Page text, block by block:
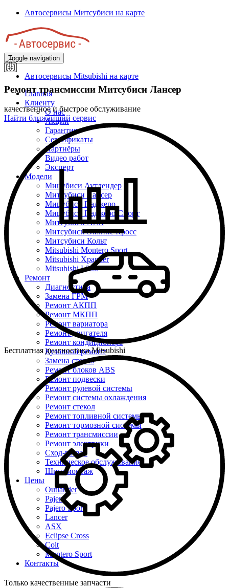
Перейти
основному
содержанию
Автосервисы Митсубиси на карте
Toggle navigation
Автосервисы Mitsubishi на карте
Главная
Клиенту
О нас
Акции
Гарантия
Сертификаты
Партнёры
Видео работ
Эксперт
Модели
Мицубиси Аутлендер
Митсубиси Лансер
Мицубиси Паджеро
Мицубиси Паджеро Спорт
Митсубиси АСХ
Митсубиси Эклипс Кросс
Митсубиси Кольт
Mitsubishi Montero Sport
Mitsubishi Xpander
Mitsubishi L200
Ремонт
Диагностика
Замена ГРМ
Ремонт АКПП
Ремонт МКПП
Ремонт вариатора
Ремонт двигателя
Ремонт кондиционера
Кузовной ремонт
Замена стекла
Ремонт блоков ABS
Ремонт подвески
Ремонт рулевой системы
Ремонт системы охлаждения
Ремонт стекол
Ремонт топливной системы
Ремонт тормозной системы
Ремонт трансмиссии
Ремонт электрики
Сход-развал
Техническое обслуживание
Шиномонтаж
Цены
Outlander
Pajero
Pajero Sport
Lancer
ASX
Eclipse Cross
Colt
Montero Sport
Контакты
Ремонт трансмиссии Митсубиси Лансер
качественное и быстрое обслуживание
Найти ближайший сервис
Бесплатная диагностика Mitsubishi
Только качественные запчасти